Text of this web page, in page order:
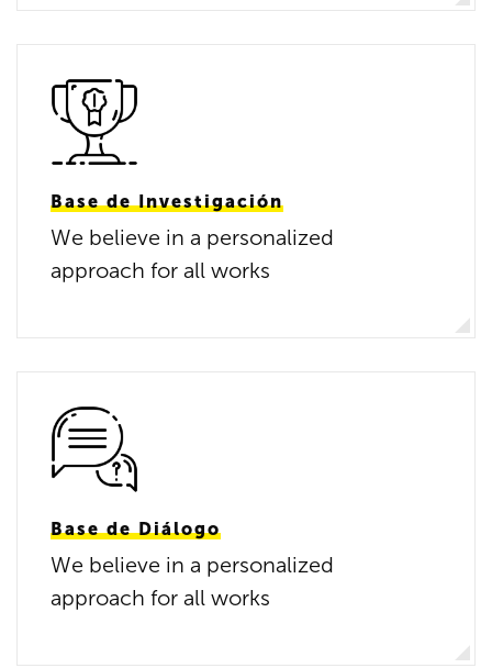
Base de Investigación
We believe in a personalized
approach for all works
Base de Diálogo
We believe in a personalized
approach for all works